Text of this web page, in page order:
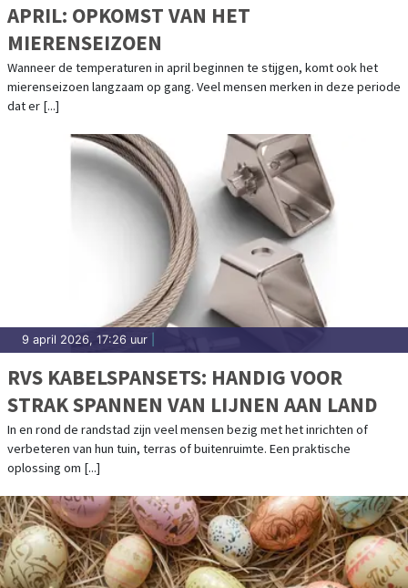
APRIL: OPKOMST VAN HET
MIERENSEIZOEN
Wanneer de temperaturen in april beginnen te stijgen, komt ook het
mierenseizoen langzaam op gang. Veel mensen merken in deze periode
dat er [...]
9 april 2026, 17:26 uur
RVS KABELSPANSETS: HANDIG VOOR
STRAK SPANNEN VAN LIJNEN AAN LAND
In en rond de randstad zijn veel mensen bezig met het inrichten of
verbeteren van hun tuin, terras of buitenruimte. Een praktische
oplossing om [...]